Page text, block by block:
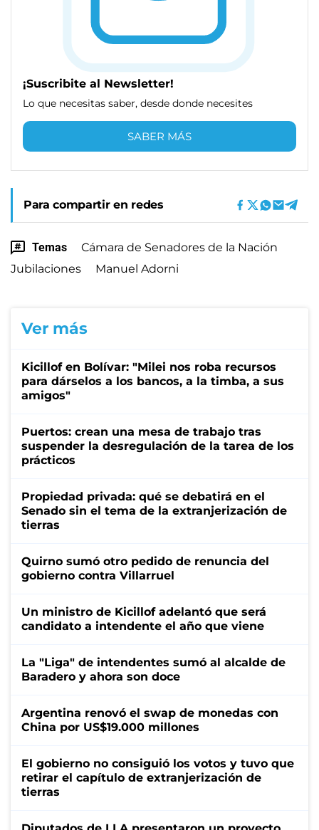
¡Suscribite al Newsletter!
Lo que necesitas saber, desde donde necesites
SABER MÁS
Para compartir en redes
Temas
Cámara de Senadores de la Nación
Jubilaciones
Manuel Adorni
Ver más
Kicillof en Bolívar: "Milei nos roba recursos
para dárselos a los bancos, a la timba, a sus
amigos"
Puertos: crean una mesa de trabajo tras
suspender la desregulación de la tarea de los
prácticos
Propiedad privada: qué se debatirá en el
Senado sin el tema de la extranjerización de
tierras
Quirno sumó otro pedido de renuncia del
gobierno contra Villarruel
Un ministro de Kicillof adelantó que será
candidato a intendente el año que viene
La "Liga" de intendentes sumó al alcalde de
Baradero y ahora son doce
Argentina renovó el swap de monedas con
China por US$19.000 millones
El gobierno no consiguió los votos y tuvo que
retirar el capítulo de extranjerización de
tierras